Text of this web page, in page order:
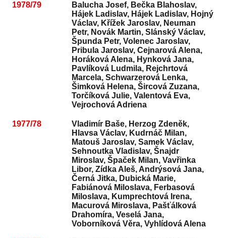
1978/79
Balucha Josef, Bečka Blahoslav,
Hájek Ladislav, Hájek Ladislav, Hojný
Václav, Křížek Jaroslav, Neuman
Petr, Novák Martin, Slánský Václav,
Špunda Petr, Volenec Jaroslav,
Pribula Jaroslav, Cejnarová Alena,
Horáková Alena, Hynková Jana,
Pavlíková Ludmila, Rejchrtová
Marcela, Schwarzerová Lenka,
Šimková Helena, Šircová Zuzana,
Torčíková Julie, Valentová Eva,
Vejrochová Adriena
1977/78
Vladimír Baše, Herzog Zdeněk,
Hlavsa Václav, Kudrnáč Milan,
Matouš Jaroslav, Samek Václav,
Sehnoutka Vladislav, Šnajdr
Miroslav, Špaček Milan, Vavřinka
Libor, Zídka Aleš, Andrýsová Jana,
Černá Jitka, Dubická Marie,
Fabiánová Miloslava, Ferbasová
Miloslava, Kumprechtová Irena,
Macurová Miroslava, Pašťálková
Drahomíra, Veselá Jana,
Voborníková Věra, Vyhlídová Alena